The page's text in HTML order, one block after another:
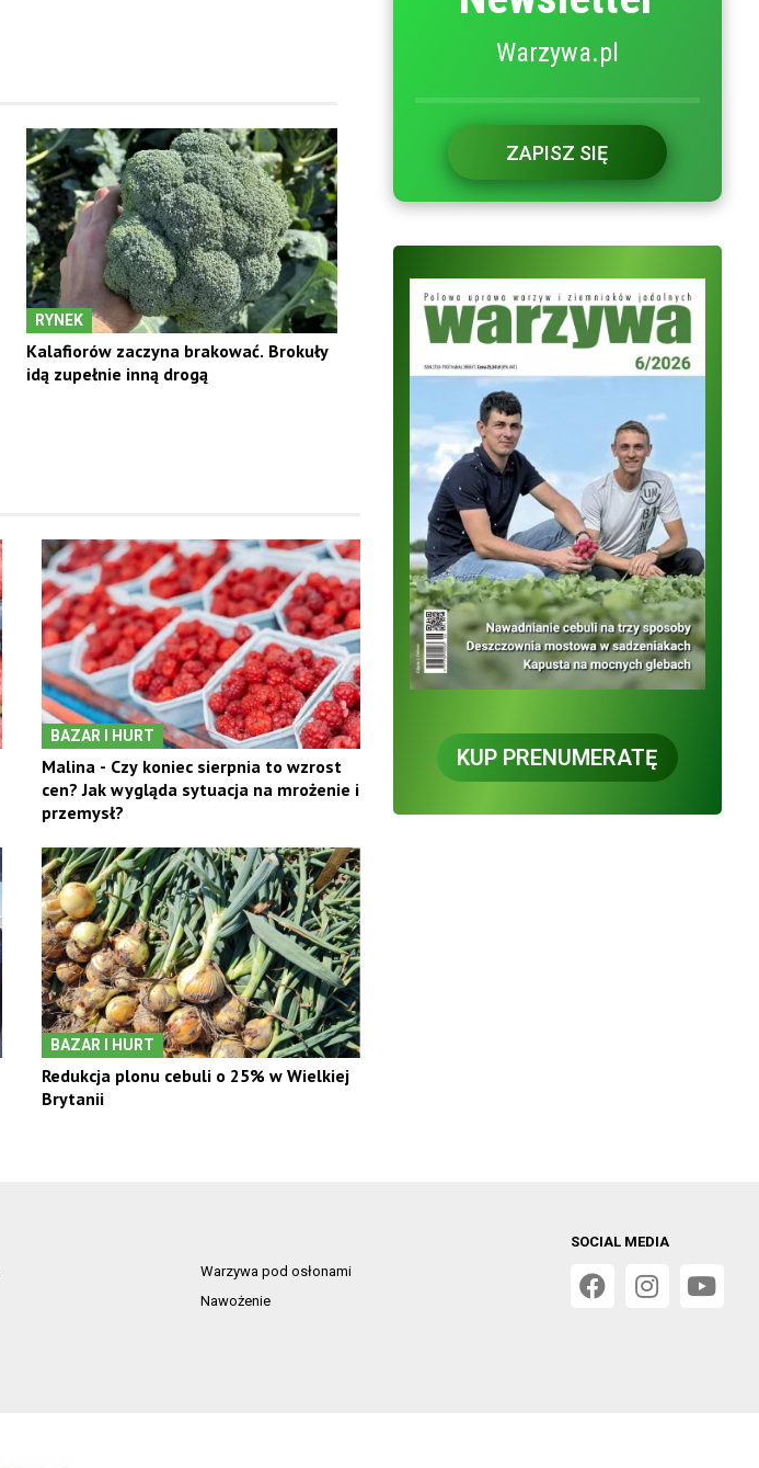
RYNEK
Kalafiorów zaczyna brakować. Brokuły
idą zupełnie inną drogą
BAZAR I HURT
Malina - Czy koniec sierpnia to wzrost
cen? Jak wygląda sytuacja na mrożenie i
przemysł?
BAZAR I HURT
Redukcja plonu cebuli o 25% w Wielkiej
Brytanii
Warzywa.pl
ZAPISZ SIĘ
KUP PRENUMERATĘ
Warzywa pod osłonami
Nawożenie
SOCIAL MEDIA